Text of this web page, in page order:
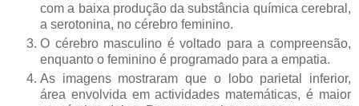
com a baixa produção da substância química cerebral,
a serotonina, no cérebro feminino.
O cérebro masculino é voltado para a compreensão,
enquanto o feminino é programado para a empatia.
As imagens mostraram que o lobo parietal inferior,
área envolvida em actividades matemáticas, é maior